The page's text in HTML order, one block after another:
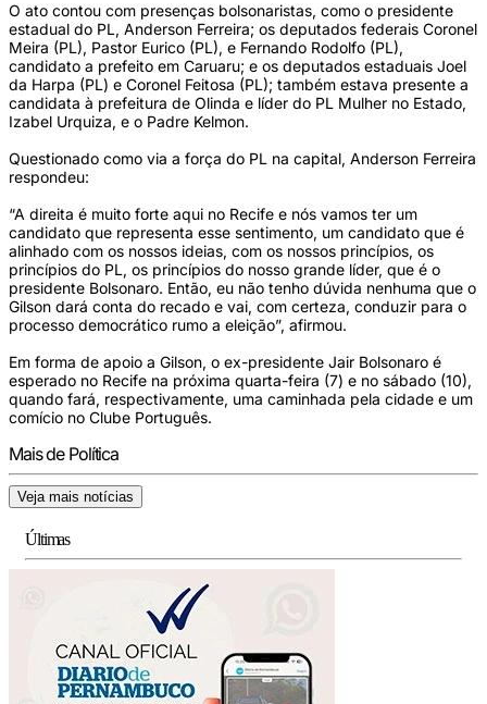
O ato contou com presenças bolsonaristas, como o presidente
estadual do PL, Anderson Ferreira; os deputados federais Coronel
Meira (PL), Pastor Eurico (PL), e Fernando Rodolfo (PL),
candidato a prefeito em Caruaru; e os deputados estaduais Joel
da Harpa (PL) e Coronel Feitosa (PL); também estava presente a
candidata à prefeitura de Olinda e líder do PL Mulher no Estado,
Izabel Urquiza, e o Padre Kelmon.
Questionado como via a força do PL na capital, Anderson Ferreira
respondeu:
“A direita é muito forte aqui no Recife e nós vamos ter um
candidato que representa esse sentimento, um candidato que é
alinhado com os nossos ideias, com os nossos princípios, os
princípios do PL, os princípios do nosso grande líder, que é o
presidente Bolsonaro. Então, eu não tenho dúvida nenhuma que o
Gilson dará conta do recado e vai, com certeza, conduzir para o
processo democrático rumo a eleição”, afirmou.
Em forma de apoio a Gilson, o ex-presidente Jair Bolsonaro é
esperado no Recife na próxima quarta-feira (7) e no sábado (10),
quando fará, respectivamente, uma caminhada pela cidade e um
comício no Clube Português.
Mais de Política
Veja mais notícias
Últimas